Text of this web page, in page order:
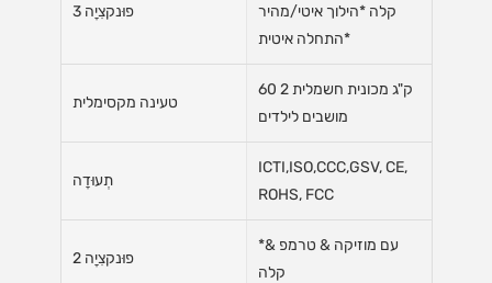
פוּנקצִיָה 3
קלה *הילוך איטי/מהיר
*התחלה איטית
טעינה מקסימלית
60 ק"ג מכונית חשמלית 2
מושבים לילדים
תְעוּדָה
ICTI,ISO,CCC,GSV, CE,
ROHS, FCC
פוּנקצִיָה 2
*עם מוזיקה & טרמפ &
קלה